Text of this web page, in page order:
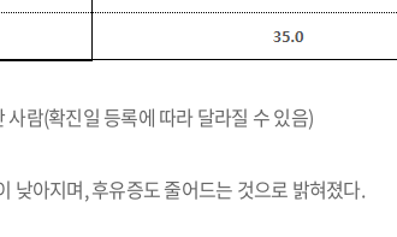
람(확진일 등록에 따라 달라질 수 있음)
아지며, 후유증도 줄어드는 것으로 밝혀졌다.